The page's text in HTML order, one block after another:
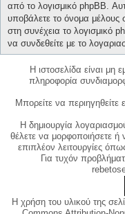
από το λογισμικό phpBB.
υποβάλετε το όνομα μέλους
στη συνέχεια το λογισμικό
να συνδεθείτε με το
Η ιστοσελίδα είναι μη
πληροφορία
Μπορείτε να
Η δημιουργία
θέλετε να μορφοποιήσετε ή
επιπλέον λειτουργίες
Για τυχόν
Η χρήση του υλικού της